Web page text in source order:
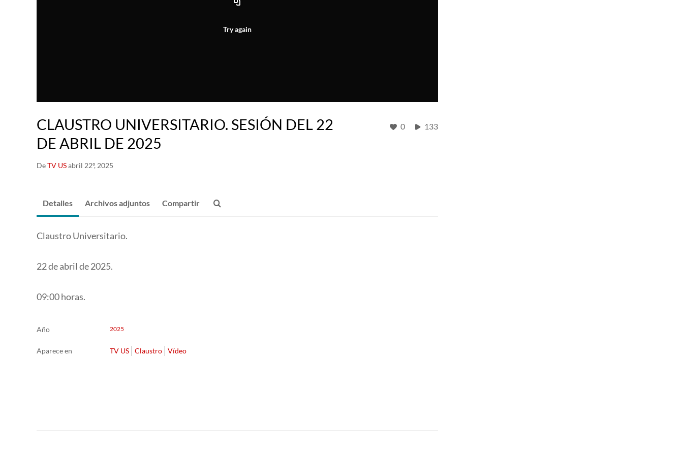
Try again
CLAUSTRO UNIVERSITARIO. SESIÓN DEL 22
DE ABRIL DE 2025
DeTV USabril 22º, 2025
0 133
Detalles Archivos adjuntos Compartir
Claustro Universitario.
22 de abril de 2025.
09:00 horas.
Año 2025
Aparece en TV US Claustro Vídeo